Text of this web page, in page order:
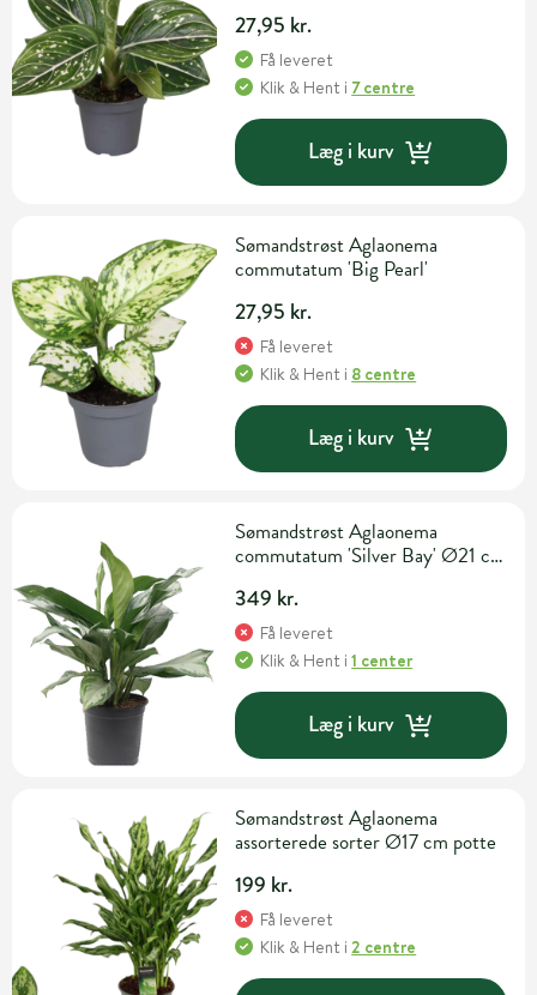
27,95 kr.
Få leveret
Klik & Hent i 7 centre
Læg i kurv
Sømandstrøst Aglaonema
commutatum 'Big Pearl'
27,95 kr.
Få leveret
Klik & Hent i 8 centre
Læg i kurv
Sømandstrøst Aglaonema
commutatum 'Silver Bay' Ø21 cm
349 kr.
Få leveret
Klik & Hent i1 center
Læg i kurv
Sømandstrøst Aglaonema
assorterede sorter Ø17 cm potte
199 kr.
Få leveret
Klik & Hent i2 centre